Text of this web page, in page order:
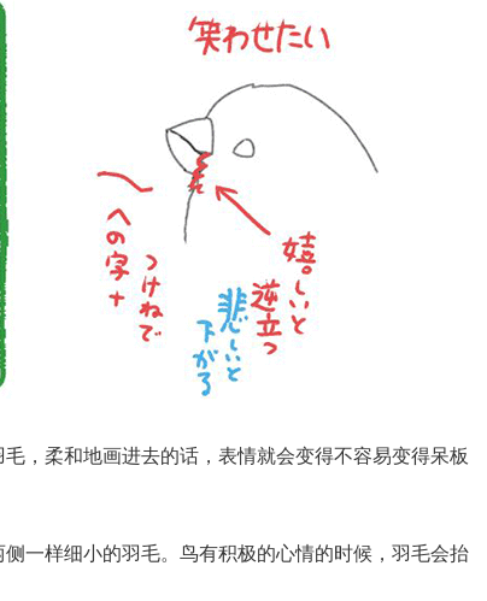
，柔和地画进去的话，表情就会变得不容易变得呆板
一样细小的羽毛。鸟有积极的心情的时候，羽毛会抬